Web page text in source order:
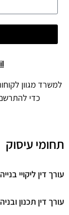
למשרד מגוון
כדי
תחומי עיסוק
עורך דין ליקויי בנייה
עורך דין תכנון